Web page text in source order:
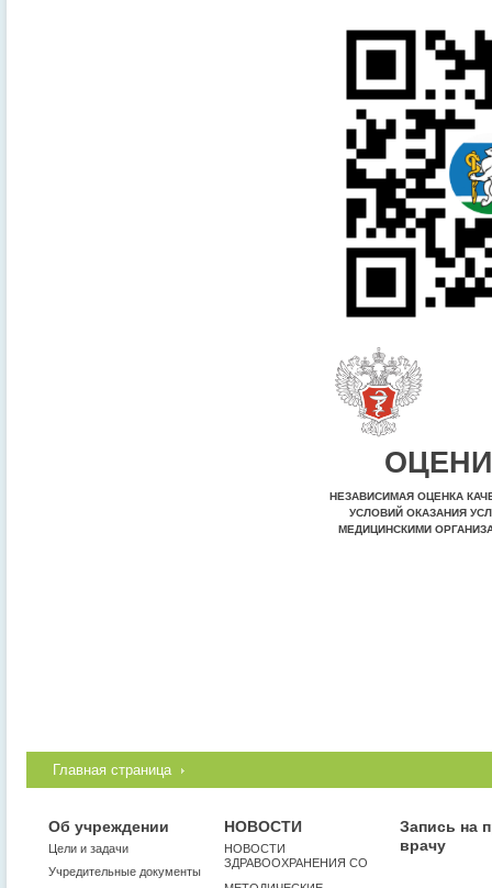
НЕЗАВИСИМАЯ ОЦЕНКА
УСЛОВИЙ ОКАЗАНИЯ
МЕДИЦИНСКИМИ
Главная страница
Об учреждении
Цели и задачи
Учредительные документы
НОВОСТИ
НОВОСТИ
ЗДРАВООХРАНЕНИЯ СО
Запись на
врачу